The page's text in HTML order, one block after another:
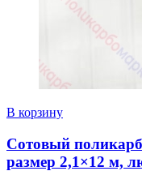
В корзину
Сотовый
размер 2,1×12 м,